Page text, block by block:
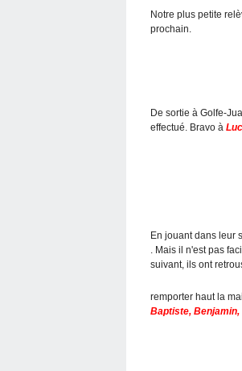
Notre plus petite
prochain.
De sortie à Golfe-
effectué. Bravo à
En jouant dans leur
. Mais il n'est pas
suivant, ils ont
remporter haut la
Baptiste, Benjamin,